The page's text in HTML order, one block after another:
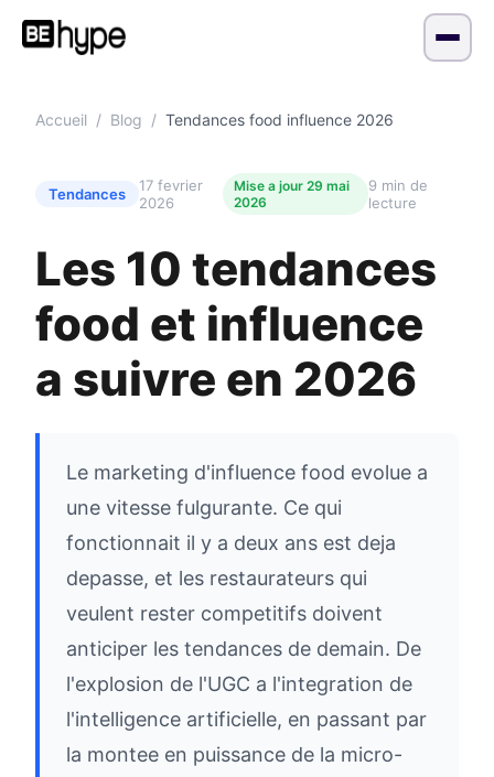
Accueil / Blog / Tendances food influence 2026
Tendances
17 fevrier
2026
Mise a jour 29 mai
2026
9 min de
lecture
Les 10 tendances
food et influence
a suivre en 2026
Le marketing d'influence food evolue a
une vitesse fulgurante. Ce qui
fonctionnait il y a deux ans est deja
depasse, et les restaurateurs qui
veulent rester competitifs doivent
anticiper les tendances de demain. De
l'explosion de l'UGC a l'integration de
l'intelligence artificielle, en passant par
la montee en puissance de la micro-